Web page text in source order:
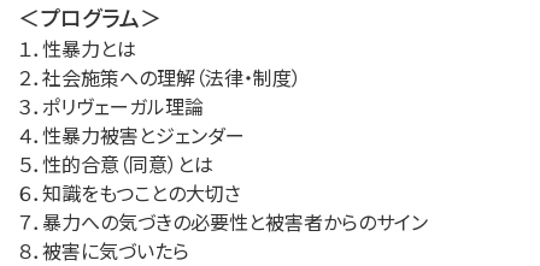
＜プログラム＞
１．性暴力とは
２．社会施策への理解（法律・制度）
３．ポリヴェーガル理論
４．性暴力被害とジェンダー
５．性的合意（同意）とは
６．知識をもつことの大切さ
７．暴力への気づきの必要性と被害者からのサイン
８．被害に気づいたら